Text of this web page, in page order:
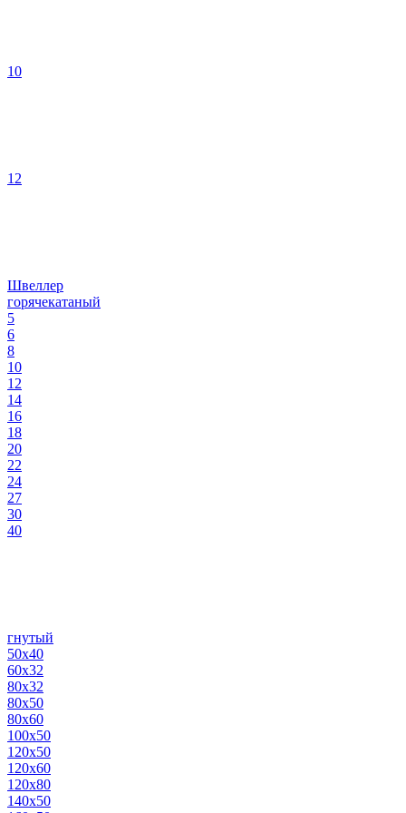
10
12
Швеллер
горячекатаный
5
6
8
10
12
14
16
18
20
22
24
27
30
40
гнутый
50х40
60х32
80х32
80х50
80х60
100х50
120х50
120х60
120х80
140х50